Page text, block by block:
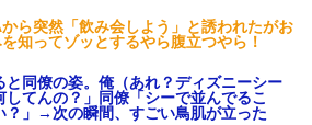
ら突然「飲み会しよう」と誘われたがお
知ってゾッとするやら腹立つやら！
と同僚の姿。俺（あれ？ディズニーシー
てんの？」同僚「シーで並んでるこ
？」→次の瞬間、すごい鳥肌が立った